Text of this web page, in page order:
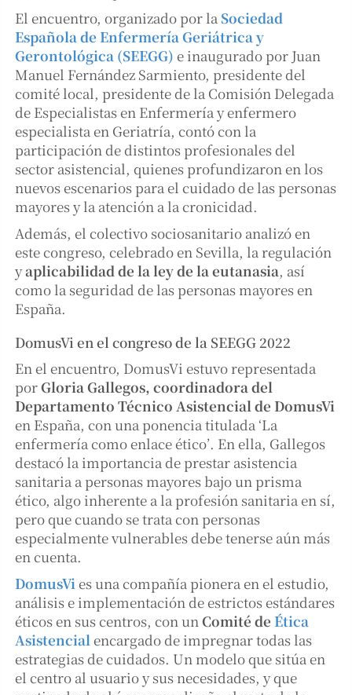
El encuentro, organizado por la Sociedad
Española de Enfermería Geriátrica y
Gerontológica (SEEGG) e inaugurado por Juan
Manuel Fernández Sarmiento, presidente del
comité local, presidente de la Comisión Delegada
de Especialistas en Enfermería y enfermero
especialista en Geriatría, contó con la
participación de distintos profesionales del
sector asistencial, quienes profundizaron en los
nuevos escenarios para el cuidado de las personas
mayores y la atención a la cronicidad.
Además, el colectivo sociosanitario analizó en
este congreso, celebrado en Sevilla, la regulación
yaplicabilidad de la ley de la eutanasia, así
como la seguridad de las personas mayores en
España.
DomusVi en el congreso de la SEEGG 2022
En el encuentro, DomusVi estuvo representada
porGloria Gallegos, coordinadora del
Departamento Técnico Asistencial de DomusVi
en España, con una ponencia titulada ‘La
enfermería como enlace ético’. En ella, Gallegos
destacó la importancia de prestar asistencia
sanitaria a personas mayores bajo un prisma
ético, algo inherente a la profesión sanitaria en sí,
pero que cuando se trata con personas
especialmente vulnerables debe tenerse aún más
en cuenta.
DomusVies una compañía pionera en el estudio,
análisis e implementación de estrictos estándares
éticos en sus centros, con unComité de Ética
Asistencialencargado de impregnar todas las
estrategias de cuidados. Un modelo que sitúa en
el centro al usuario y sus necesidades, y que